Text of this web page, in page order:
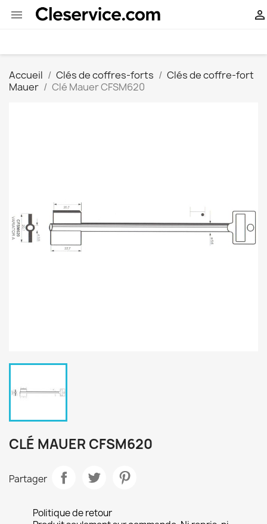
 
Accueil Clés de coffres-forts
Clés de coffre-fort
Mauer
Clé Mauer CFSM620
CLÉ MAUER CFSM620
Partager
Politique de retour